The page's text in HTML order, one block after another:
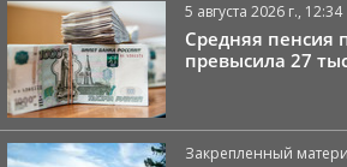
5 августа 2026 г., 12:34
Средняя пенсия
превысила 27
Закрепленный